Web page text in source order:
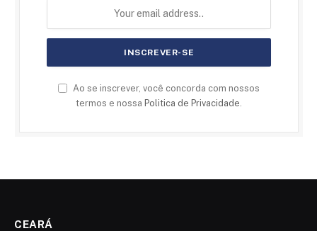
Ao se inscrever, você concorda com nossos
termos e nossa Politica de Privacidade
CEARÁ